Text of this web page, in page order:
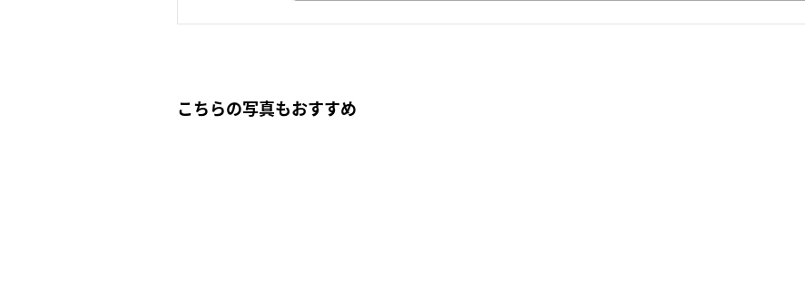
こちらの写真もおすすめ